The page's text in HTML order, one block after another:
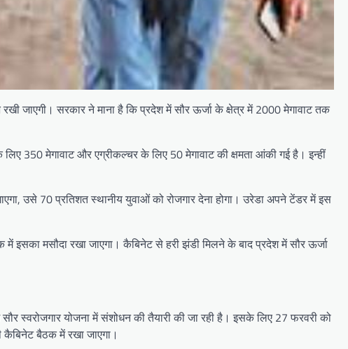
जाएगी। सरकार ने माना है कि प्रदेश में सौर ऊर्जा के क्षेत्र में 2000 मेगावाट तक
350 मेगावाट और एग्रीकल्चर के लिए 50 मेगावाट की क्षमता आंकी गई है। इन्हीं
उसे 70 प्रतिशत स्थानीय युवाओं को रोजगार देना होगा। उरेडा अपने टेंडर में इस
में इसका मसौदा रखा जाएगा। कैबिनेट से हरी झंडी मिलने के बाद प्रदेश में सौर ऊर्जा
स्वरोजगार योजना में संशोधन की तैयारी की जा रही है। इसके लिए 27 फरवरी को
कैबिनेट बैठक में रखा जाएगा।